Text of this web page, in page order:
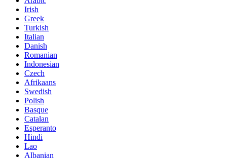
Irish
Greek
Turkish
Italian
Danish
Romanian
Indonesian
Czech
Afrikaans
Swedish
Polish
Basque
Catalan
Esperanto
Hindi
Lao
Albanian